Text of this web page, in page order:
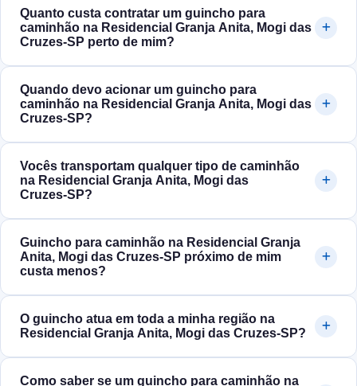
Quanto custa contratar um guincho para
caminhão na Residencial Granja Anita, Mogi das
Cruzes‑SP perto de mim?
Quando devo acionar um guincho para
caminhão na Residencial Granja Anita, Mogi das
Cruzes‑SP?
Vocês transportam qualquer tipo de caminhão
na Residencial Granja Anita, Mogi das
Cruzes‑SP?
Guincho para caminhão na Residencial Granja
Anita, Mogi das Cruzes‑SP próximo de mim
custa menos?
O guincho atua em toda a minha região na
Residencial Granja Anita, Mogi das Cruzes‑SP?
Como saber se um guincho para caminhão na